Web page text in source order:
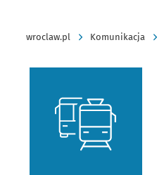
wroclaw.pl Komunikacja